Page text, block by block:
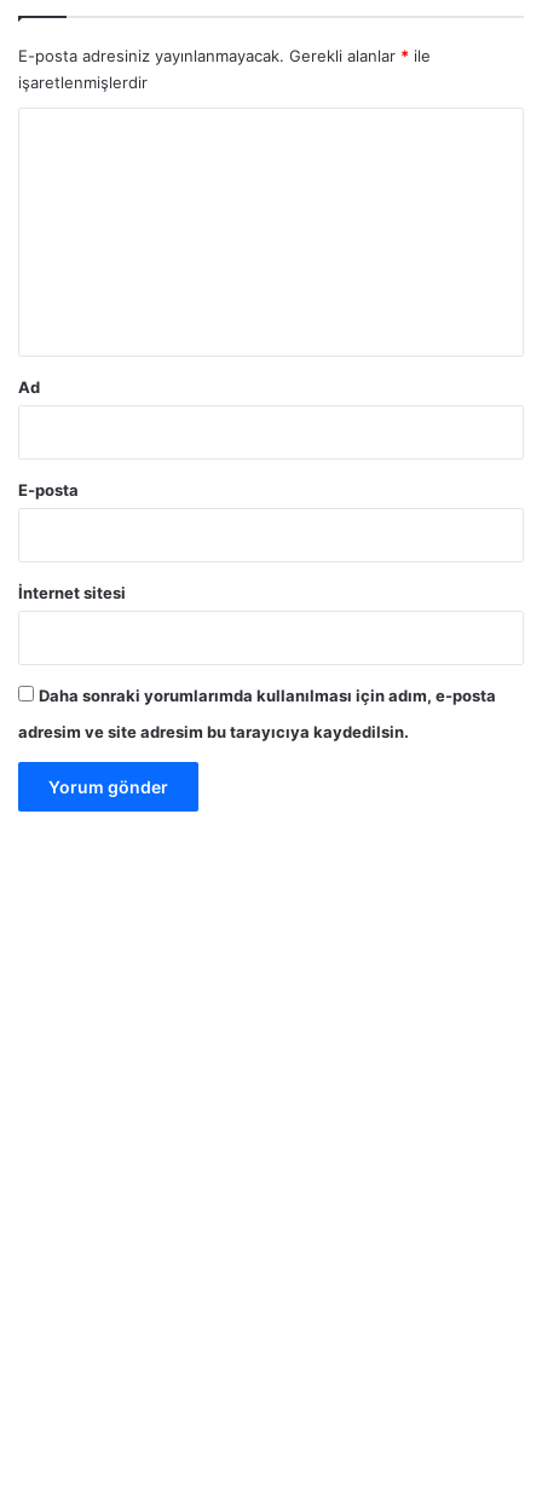
E-posta adresiniz yayınlanmayacak. Gerekli alanlar * ile
işaretlenmişlerdir
Ad
E-posta
İnternet sitesi
Daha sonraki yorumlarımda kullanılması için adım, e-posta
adresim ve site adresim bu tarayıcıya kaydedilsin.